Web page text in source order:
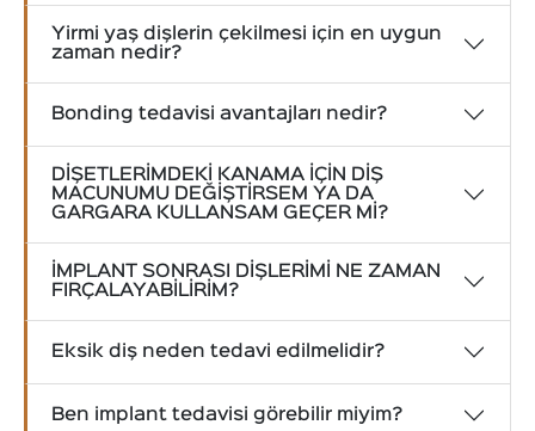
Yirmi yaş dişlerin çekilmesi için en uygun
zaman nedir?
Bonding tedavisi avantajları nedir?
DİŞETLERİMDEKİ KANAMA İÇİN DİŞ
MACUNUMU DEĞİŞTİRSEM YA DA
GARGARA KULLANSAM GEÇER Mİ?
İMPLANT SONRASI DİŞLERİMİ NE ZAMAN
FIRÇALAYABİLİRİM?
Eksik diş neden tedavi edilmelidir?
Ben implant tedavisi görebilir miyim?